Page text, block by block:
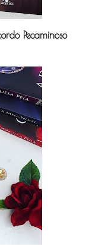
Pecaminoso